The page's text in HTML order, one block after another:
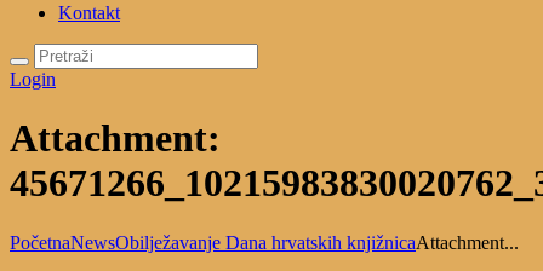
Kontakt
Login
Attachment:
PočetnaNewsObilježavanje Dana hrvatskih knjižnicaAttachment...